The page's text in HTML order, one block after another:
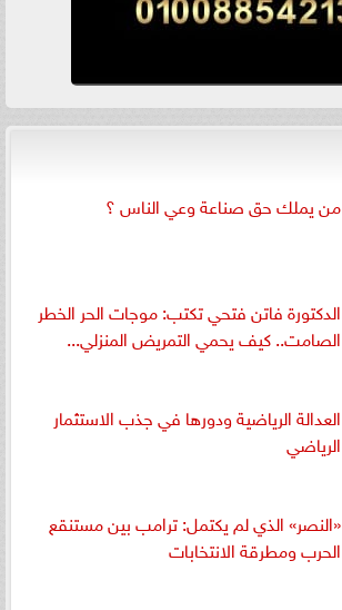
من يملك حق صناعة وعي الناس ؟
الدكتورة فاتن فتحي تكتب: موجات الحر الخطر
الصامت.. كيف يحمي التمريض المنزلي...
العدالة الرياضية ودورها في جذب الاستثمار
الرياضي
«النصر» الذي لم يكتمل: ترامب بين مستنقع
الحرب ومطرقة الانتخابات